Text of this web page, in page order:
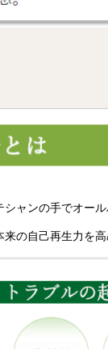
ャンの手でオー
の自己再生力を